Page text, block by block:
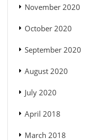
November 2020
October 2020
September 2020
August 2020
July 2020
April 2018
March 2018